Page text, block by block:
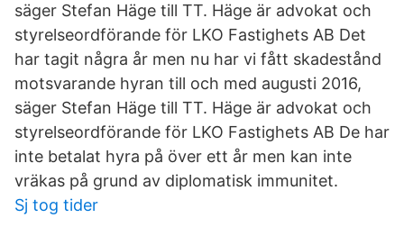
säger Stefan Häge till TT. Häge är advokat och
styrelseordförande för LKO Fastighets AB Det
har tagit några år men nu har vi fått skadestånd
motsvarande hyran till och med augusti 2016,
säger Stefan Häge till TT. Häge är advokat och
styrelseordförande för LKO Fastighets AB De har
inte betalat hyra på över ett år men kan inte
vräkas på grund av diplomatisk immunitet.
Sj tog tider